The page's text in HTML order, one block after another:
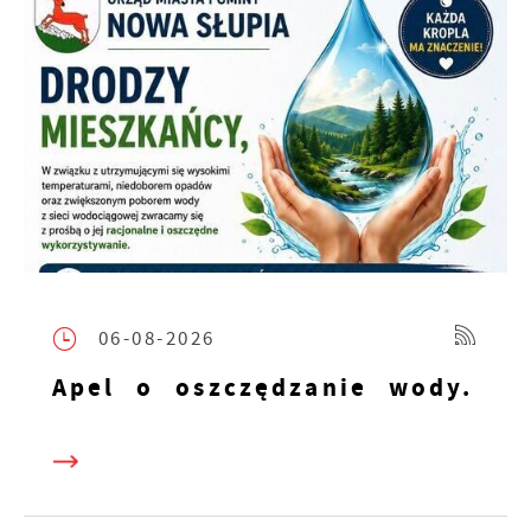
06-08-2026
Apel o oszczędzanie wody.